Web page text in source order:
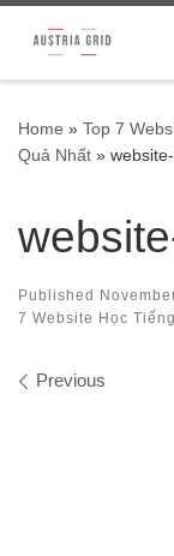
Skip to content
Home » Top 7
Quả Nhất »
Published
7 Website Học
Images
Previous